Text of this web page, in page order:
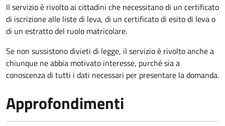
Il servizio è rivolto ai cittadini che necessitano di un certificato
di iscrizione alle liste di leva, di un certificato di esito di leva o
di un estratto del ruolo matricolare.
Se non sussistono divieti di legge, il servizio è rivolto anche a
chiunque ne abbia motivato interesse, purché sia a
conoscenza di tutti i dati necessari per presentare la domanda.
Approfondimenti